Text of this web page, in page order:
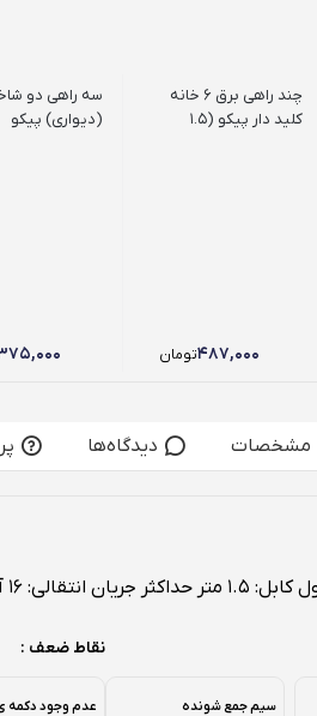
چند راهی برق 6 خانه
کلید دار پیکو (1.5
۴۸۷,۰۰۰تومان
سه راهی دو
(دیواری) پیکو
مشخصات دیدگاه‌ها
سیم جمع شونده
نقاط ضعف :
عدم وجود